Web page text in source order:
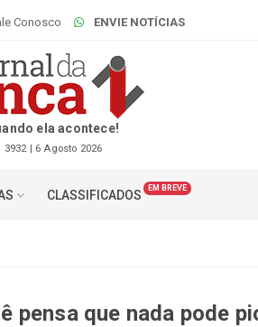
Conosco ENVIE NOTÍCIAS
ela acontece!
3932 | 6 Agosto 2026
CLASSIFICADOS EM BREVE
pensa que nada pode